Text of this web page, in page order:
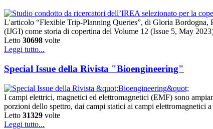
L'articolo “Flexible Trip-Planning Queries”, di Gloria
(IJGI) come storia di copertina del Volume 12 (Issue 5, May
Letto 30698 volte
Leggi tutto...
Special Issue della Rivista "Bioengineering"
I campi elettrici, magnetici ed elettromagnetici (EMF) sono
porzioni dello spettro, dai campi statici ai campi
Letto 31329 volte
Leggi tutto...